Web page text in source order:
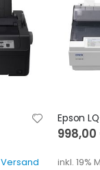
Versand
Epson
inkl. 19%